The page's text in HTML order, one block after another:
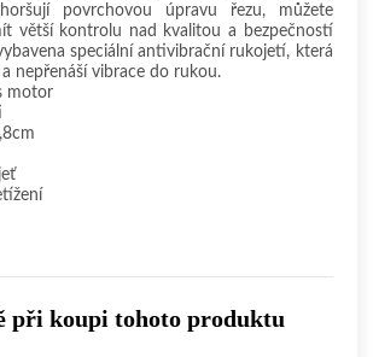
povrchovou úpravu řezu, můžete
větší kontrolu nad kvalitou a bezpečností
speciální antivibrační rukojetí, která
nepřenáší vibrace do rukou.
motor
při koupi tohoto produktu